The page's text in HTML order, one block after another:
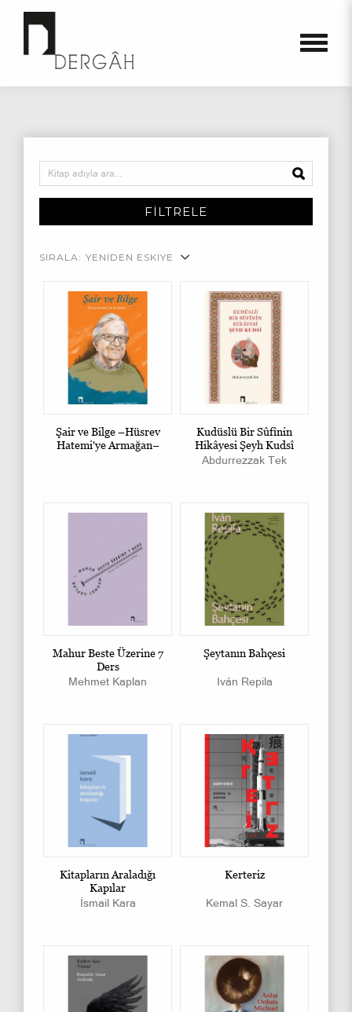
FİLTRELE
SIRALA: YENİDEN ESKİYE
Şair ve Bilge –Hüsrev
Hatemi'ye Armağan–
Kudüslü Bir Sûfînin
Hikâyesi Şeyh Kudsî
Abdurrezzak Tek
Mahur Beste Üzerine 7
Ders
Mehmet Kaplan
Şeytanın Bahçesi
Iván Repila
Kitapların Araladığı
Kapılar
İsmail Kara
Kerteriz
Kemal S. Sayar